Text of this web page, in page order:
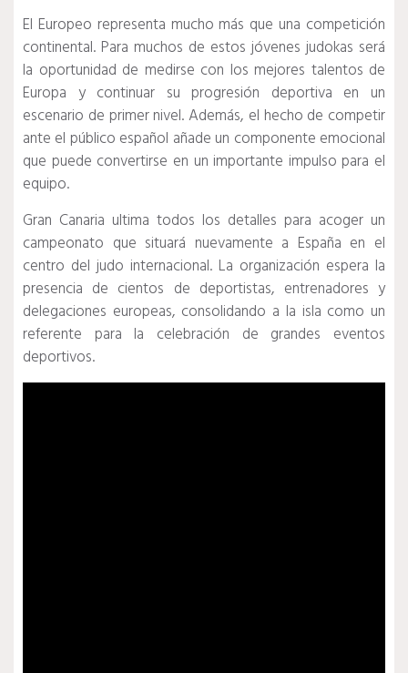
El Europeo representa mucho más que una competición
continental. Para muchos de estos jóvenes judokas será
la oportunidad de medirse con los mejores talentos de
Europa y continuar su progresión deportiva en un
escenario de primer nivel. Además, el hecho de competir
ante el público español añade un componente emocional
que puede convertirse en un importante impulso para el
equipo.
Gran Canaria ultima todos los detalles para acoger un
campeonato que situará nuevamente a España en el
centro del judo internacional. La organización espera la
presencia de cientos de deportistas, entrenadores y
delegaciones europeas, consolidando a la isla como un
referente para la celebración de grandes eventos
deportivos.